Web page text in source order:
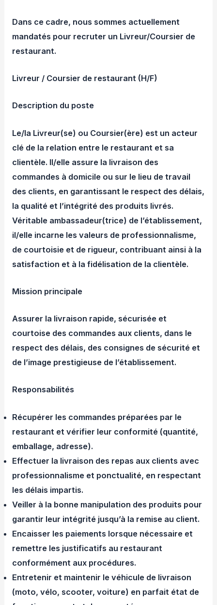
Dans ce cadre, nous sommes actuellement
mandatés pour recruter un Livreur/Coursier de
restaurant.
Livreur / Coursier de restaurant (H/F)
Description du poste
Le/la Livreur(se) ou Coursier(ère) est un acteur
clé de la relation entre le restaurant et sa
clientèle. Il/elle assure la livraison des
commandes à domicile ou sur le lieu de travail
des clients, en garantissant le respect des délais,
la qualité et l’intégrité des produits livrés.
Véritable ambassadeur(trice) de l’établissement,
il/elle incarne les valeurs de professionnalisme,
de courtoisie et de rigueur, contribuant ainsi à la
satisfaction et à la fidélisation de la clientèle.
Mission principale
Assurer la livraison rapide, sécurisée et
courtoise des commandes aux clients, dans le
respect des délais, des consignes de sécurité et
de l’image prestigieuse de l’établissement.
Responsabilités
Récupérer les commandes préparées par le
restaurant et vérifier leur conformité (quantité,
emballage, adresse).
Effectuer la livraison des repas aux clients avec
professionnalisme et ponctualité, en respectant
les délais impartis.
Veiller à la bonne manipulation des produits pour
garantir leur intégrité jusqu’à la remise au client.
Encaisser les paiements lorsque nécessaire et
remettre les justificatifs au restaurant
conformément aux procédures.
Entretenir et maintenir le véhicule de livraison
(moto, vélo, scooter, voiture) en parfait état de